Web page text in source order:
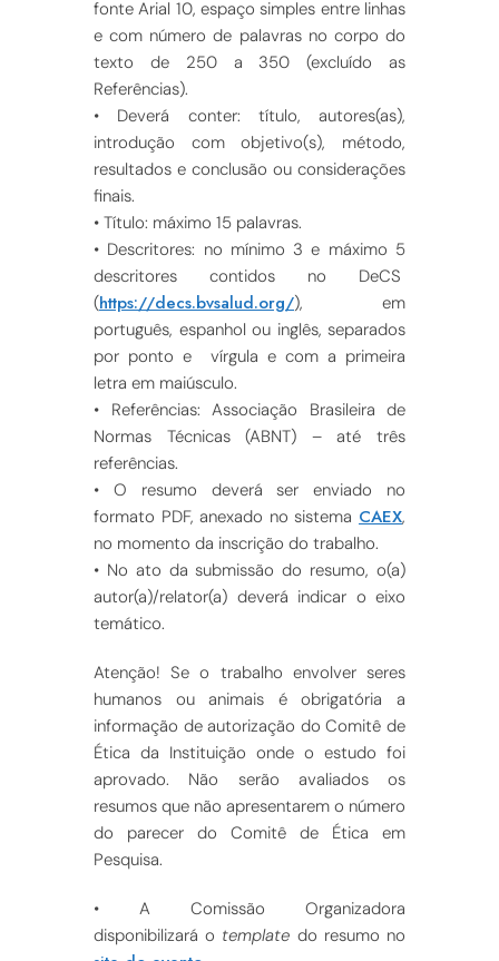
fonte Arial 10, espaço simples entre linhas
e com número de palavras no corpo do
texto de 250 a 350 (excluído as
Referências).
• Deverá conter: título, autores(as),
introdução com objetivo(s), método,
resultados e conclusão ou considerações
finais.
• Título: máximo 15 palavras.
• Descritores: no mínimo 3 e máximo 5
descritores contidos no DeCS
(https://decs.bvsalud.org/), em
português, espanhol ou inglês, separados
por ponto e vírgula e com a primeira
letra em maiúsculo.
• Referências: Associação Brasileira de
Normas Técnicas (ABNT) – até três
referências.
• O resumo deverá ser enviado no
formato PDF, anexado no sistema CAEX,
no momento da inscrição do trabalho.
• No ato da submissão do resumo, o(a)
autor(a)/relator(a) deverá indicar o eixo
temático.
Atenção! Se o trabalho envolver seres
humanos ou animais é obrigatória a
informação de autorização do Comitê de
Ética da Instituição onde o estudo foi
aprovado. Não serão avaliados os
resumos que não apresentarem o número
do parecer do Comitê de Ética em
Pesquisa.
• A Comissão Organizadora
disponibilizará o template do resumo no